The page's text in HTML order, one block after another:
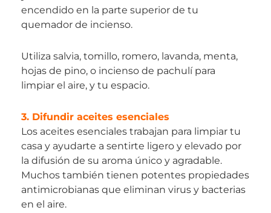
encendido en la parte superior de tu
quemador de incienso.
Utiliza salvia, tomillo, romero, lavanda, menta,
hojas de pino, o incienso de pachulí para
limpiar el aire, y tu espacio.
3. Difundir aceites esenciales
Los aceites esenciales trabajan para limpiar tu
casa y ayudarte a sentirte ligero y elevado por
la difusión de su aroma único y agradable.
Muchos también tienen potentes propiedades
antimicrobianas que eliminan virus y bacterias
en el aire.